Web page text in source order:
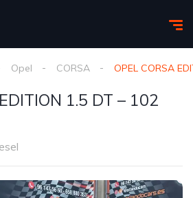
Opel CORSA OPEL CORSA
1.5 DT – 102